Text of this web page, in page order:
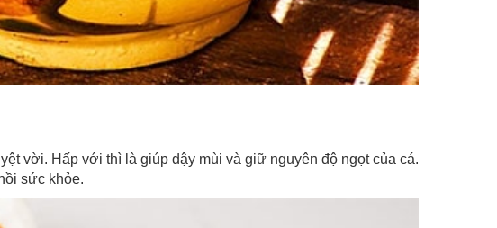
vời. Hấp với thì là giúp dậy mùi và giữ nguyên độ ngọt của cá.
sức khỏe.